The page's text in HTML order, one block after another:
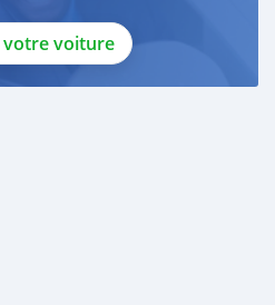
votre voiture